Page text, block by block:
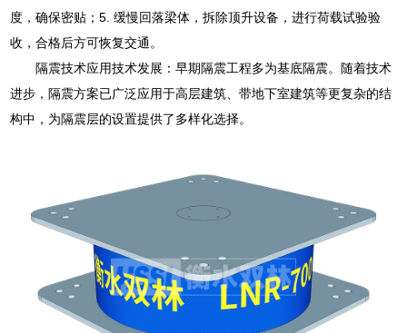
度，确保密贴；5. 缓慢回落梁体，拆除顶升设备，进行荷载试验验
收，合格后方可恢复交通。
隔震技术应用技术发展：早期隔震工程多为基底隔震。随着技术
进步，隔震方案已广泛应用于高层建筑、带地下室建筑等更复杂的结
构中，为隔震层的设置提供了多样化选择。